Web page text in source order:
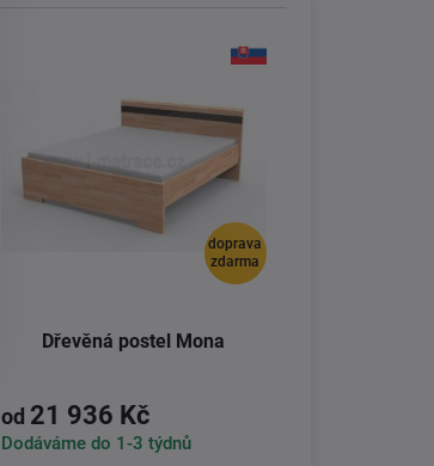
doprava
zdarma
Dřevěná postel Mona
od 21 936 Kč
Dodáváme do 1-3 týdnů